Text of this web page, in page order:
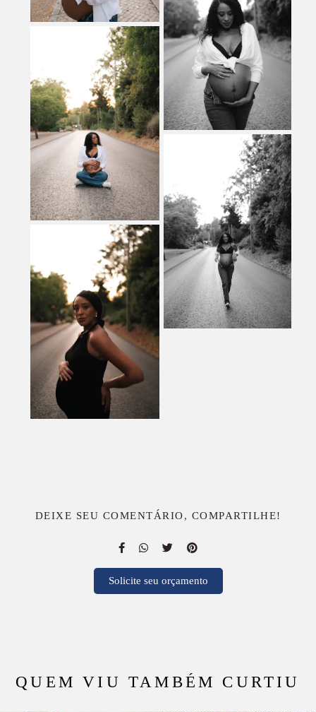
DEIXE SEU COMENTÁRIO, COMPARTILHE!
Solicite seu orçamento
QUEM VIU TAMBÉM CURTIU